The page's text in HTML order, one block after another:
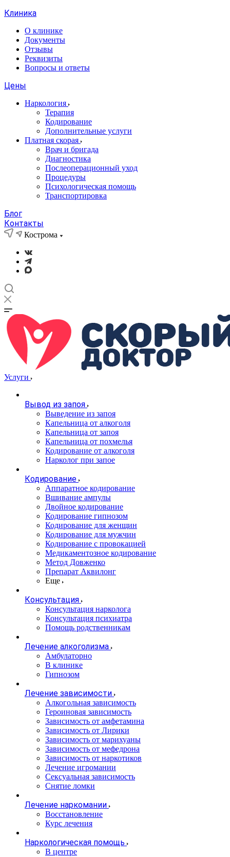
Клиника
О клинике
Документы
Отзывы
Реквизиты
Вопросы и ответы
Цены
Наркология
Терапия
Кодирование
Дополнительные услуги
Платная скорая
Врач и бригада
Диагностика
Послеоперационный уход
Процедуры
Психологическая помощь
Транспортировка
Блог
Контакты
Кострома
Услуги
Вывод из запоя
Выведение из запоя
Капельница от алкоголя
Капельница от запоя
Капельница от похмелья
Кодирование от алкоголя
Нарколог при запое
Кодирование
Аппаратное кодирование
Вшивание ампулы
Двойное кодирование
Кодирование гипнозом
Кодирование для женщин
Кодирование для мужчин
Кодирование с провокацией
Медикаментозное кодирование
Метод Довженко
Препарат Аквилонг
Еще
Консультация
Консультация нарколога
Консультация психиатра
Помощь родственникам
Лечение алкоголизма
Амбулаторно
В клинике
Гипнозом
Лечение зависимости
Алкогольная зависимость
Героиновая зависимость
Зависимость от амфетамина
Зависимость от Лирики
Зависимость от марихуаны
Зависимость от мефедрона
Зависимость от наркотиков
Лечение игромании
Сексуальная зависимость
Снятие ломки
Лечение наркомании
Восстановление
Курс лечения
Наркологическая помощь
В центре